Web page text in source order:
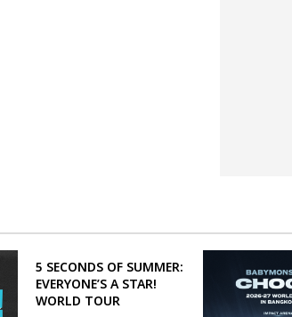
5 SECONDS OF SUMMER:
EVERYONE’S A STAR!
WORLD TOUR